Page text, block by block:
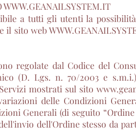
WWW.GEANAILSYSTEM.IT
a tutti gli utenti la
il sito web
regolate dal Codice del
(D. Lgs. n. 70/2003 e
mostrati sul sito
delle Condizioni
Generali (di seguito
dell'Ordine stesso da